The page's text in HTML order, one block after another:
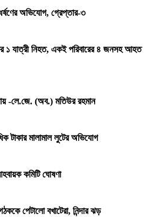
অভিযোগ, গ্রেপ্তার-৩
১ যাত্রী নিহত, একই পরিবারের ৪ জনসহ আহত
-লে.জে. (অব.) মতিউর রহমান
টাকার মালামাল লুটের অভিযোগ
কমিটি ঘোষণা
পেটালো বখাটেরা, নিন্দার ঝড়